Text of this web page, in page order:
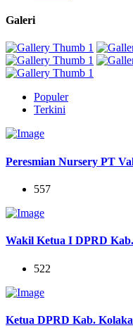
Galeri
Populer
Terkini
Peresmian Nursery PT
557
Wakil Ketua I DPRD
522
Ketua DPRD Kab.